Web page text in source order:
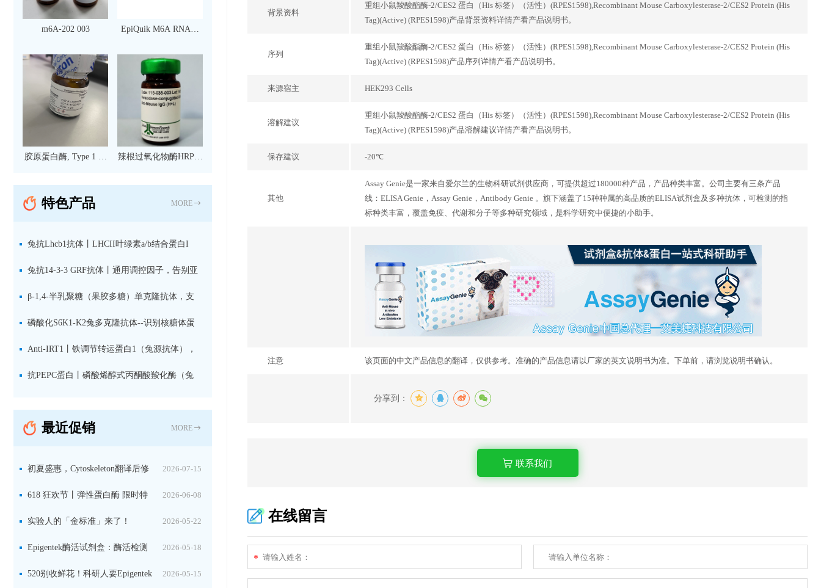
背景资料
重组小鼠羧酸酯酶-2/CES2 蛋白（His 标签）（活性）(RPES1598),Recombinant Mouse Carboxylesterase-2/CES2 Protein (His
Tag)(Active) (RPES1598)产品背景资料详情产看产品说明书。
序列
重组小鼠羧酸酯酶-2/CES2 蛋白（His 标签）（活性）(RPES1598),Recombinant Mouse Carboxylesterase-2/CES2 Protein (His
Tag)(Active) (RPES1598)产品序列详情产看产品说明书。
来源宿主 HEK293 Cells
溶解建议
重组小鼠羧酸酯酶-2/CES2 蛋白（His 标签）（活性）(RPES1598),Recombinant Mouse Carboxylesterase-2/CES2 Protein (His
Tag)(Active) (RPES1598)产品溶解建议详情产看产品说明书。
保存建议 -20℃
其他
Assay Genie是一家来自爱尔兰的生物科研试剂供应商，可提供超过180000种产品，产品种类丰富。公司主要有三条产品
线：ELISA Genie，Assay Genie，Antibody Genie 。旗下涵盖了15种种属的高品质的ELISA试剂盒及多种抗体，可检测的指
标种类丰富，覆盖免疫、代谢和分子等多种研究领域，是科学研究中便捷的小助手。
注意 该页面的中文产品信息的翻译，仅供参考。准确的产品信息请以厂家的英文说明书为准。下单前，请浏览说明书确认。
分享到：
联系我们
在线留言
*
m6A-202 003
EpiQuik M6A RNA甲
（比色法）（96 次）
胶原蛋白酶, Type 1 现
辣根过氧化物酶HRP标
IgG（H+L）二抗 现货
特色产品 MORE
兔抗Lhcb1抗体丨LHCII叶绿素a/b结合蛋白I
型：专检LHCII中含量丰富的捕光蛋白
兔抗14-3-3 GRF抗体丨通用调控因子，告别亚
型选择难题，全面捕获植物信号转导枢纽蛋白
β-1,4-半乳聚糖（果胶多糖）单克隆抗体，支
持植物细胞壁果胶多糖精细结构解析
磷酸化S6K1-K2兔多克隆抗体--识别核糖体蛋
白S6激酶同源蛋白1-2的激活状态
Anti-IRT1丨铁调节转运蛋白1（兔源抗体），
植物铁吸收与微量元素代谢研究的关键工具
抗PEPC蛋白丨磷酸烯醇式丙酮酸羧化酶（兔
固定关键酶
最近促销 MORE
2026-07-15
初夏盛惠，Cytoskeleton翻译后修
饰（PTM）产品线放价啦！ 2026-06-08
618 狂欢节丨弹性蛋白酶 限时特
惠 2026-05-22
实验人的「金标准」来了！
Jackson 二抗精选限时一口价，手慢无！2026-05-18
Epigentek酶活试剂盒：酶活检测
+抑制剂筛选双赋能，下单即赠京东卡2026-05-15
520别收鲜花！科研人要Epigentek